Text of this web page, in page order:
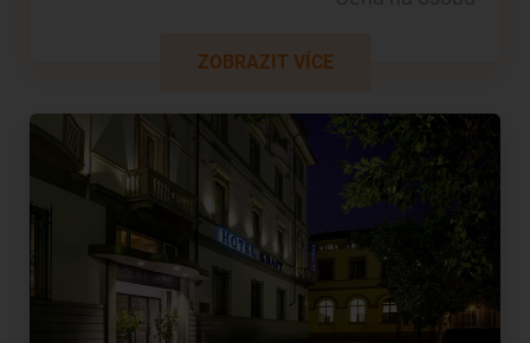
ZOBRAZIT VÍCE